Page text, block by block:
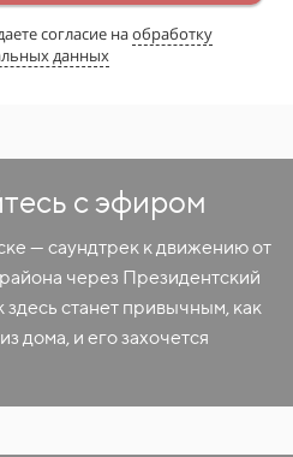
согласие наобработку
данных
с эфиром
— саундтрек к движению от
через Президентский
станет привычным, как
дома, и его захочется